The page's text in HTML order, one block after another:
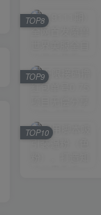
TOP8
TOP9
TOP10